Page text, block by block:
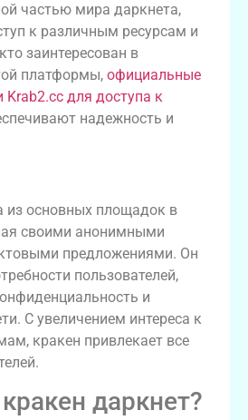
частью мира даркнета,
к различным ресурсам и
заинтересован в
платформы, официальные
Krab2.cc для доступа к
надежность и
из основных площадок в
своими анонимными
предложениями. Он
пользователей,
и
С увеличением интереса к
кракен привлекает все
даркнет?